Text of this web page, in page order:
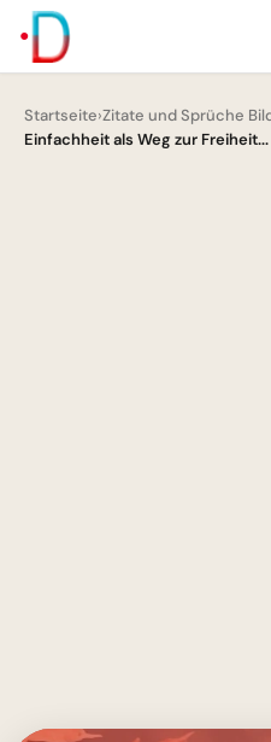
Startseite›Zitate und Sprüche
Einfachheit als Weg zur Freiheit...